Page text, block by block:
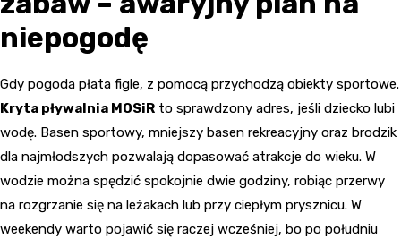
niepogodę
Gdy pogoda płata figle, z pomocą przychodzą obiekty sportowe.
Kryta pływalnia MOSiR to sprawdzony adres, jeśli dziecko lubi
wodę. Basen sportowy, mniejszy basen rekreacyjny oraz brodzik
dla najmłodszych pozwalają dopasować atrakcje do wieku. W
wodzie można spędzić spokojnie dwie godziny, robiąc przerwy
na rozgrzanie się na leżakach lub przy ciepłym prysznicu. W
weekendy warto pojawić się raczej wcześniej, bo po południu